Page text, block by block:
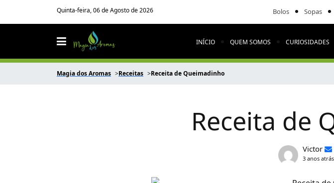
Quinta-feira, 06 de Agosto de 2026 Bolos Sopas
INÍCIO QUEM SOMOS CURIOSIDADES
Magia dos Aromas Receitas Receita de Queimadinho
Receita de
Victor
3 anos